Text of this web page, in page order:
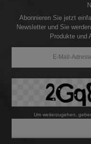
Abonnieren Sie jetzt
Newsletter und Sie
Produkte und
Um weiterzugehen,